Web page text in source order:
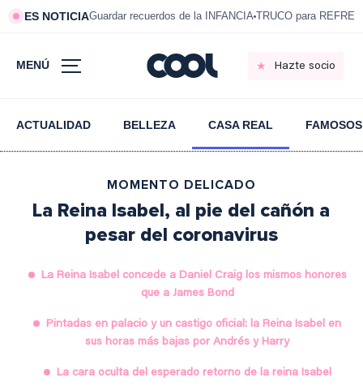
ES NOTICIAGuardar recuerdos de la INFANCIA TRUCO para
MENÚ Hazte socio
ACTUALIDAD BELLEZA CASA REAL FAMOSOS
MOMENTO DELICADO
La Reina Isabel, al pie del cañón a
pesar del coronavirus
La Reina Isabel concede a Daniel Craig los mismos honores
que a James Bond
Pintadas en palacio y un castigo oficial: la Reina Isabel en
sus horas más bajas por Andrés y Harry
La cara oculta del esperado retorno de la reina Isabel